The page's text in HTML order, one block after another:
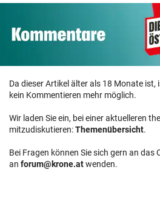
Da dieser Artikel älter als 18 Monate
kein Kommentieren mehr möglich.
Wir laden Sie ein, bei einer aktuelleren
mitzudiskutieren:Themenübersicht.
Bei Fragen können Sie sich gern an das
an forum@krone.atwenden.